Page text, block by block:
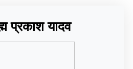
प्रकाश यादव